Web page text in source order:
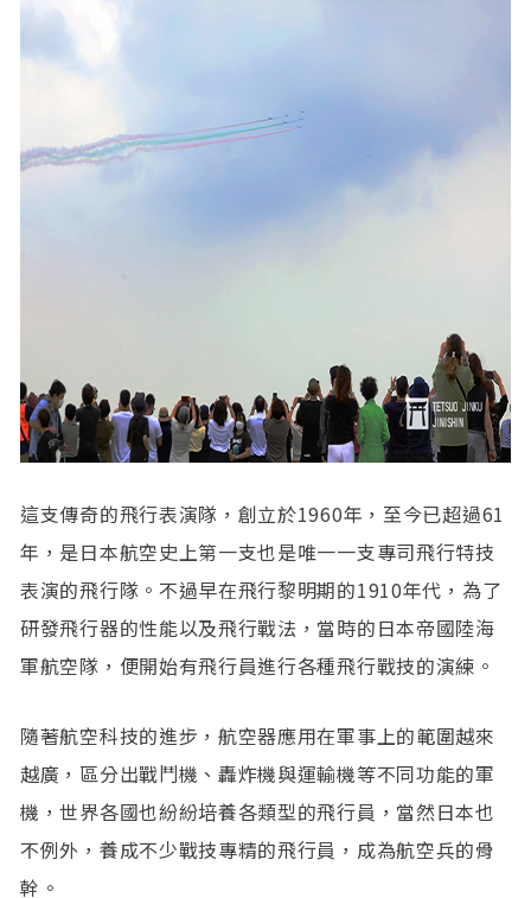
這支傳奇的飛行表演隊，創立於1960年，至今已超過61
年，是日本航空史上第一支也是唯一一支專司飛行特技
表演的飛行隊。不過早在飛行黎明期的1910年代，為了
研發飛行器的性能以及飛行戰法，當時的日本帝國陸海
軍航空隊，便開始有飛行員進行各種飛行戰技的演練。
隨著航空科技的進步，航空器應用在軍事上的範圍越來
越廣，區分出戰鬥機、轟炸機與運輸機等不同功能的軍
機，世界各國也紛紛培養各類型的飛行員，當然日本也
不例外，養成不少戰技專精的飛行員，成為航空兵的骨
幹。